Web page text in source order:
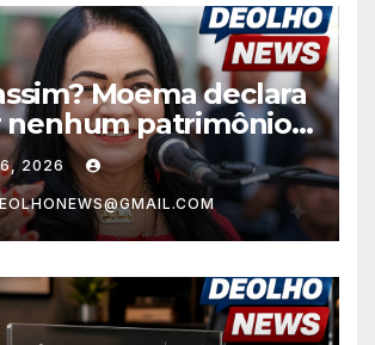
Moema declara
nenhum patrimônio
anos na vida pública?
2026